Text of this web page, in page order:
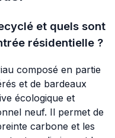
et quels sont
résidentielle ?
composé en partie
et de bardeaux
écologique et
neuf. Il permet de
carbone et les